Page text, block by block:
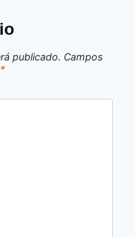
publicado. Campos
*